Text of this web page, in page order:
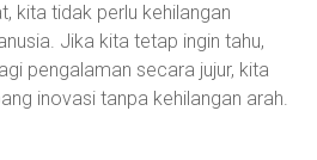
kita tidak perlu kehilangan
Jika kita tetap ingin tahu,
pengalaman secara jujur, kita
inovasi tanpa kehilangan arah.